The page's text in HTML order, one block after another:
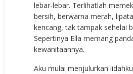
lebar-lebar. Terlihatlah
bersih, berwarna merah,
kencang, tak tampak sehelai
Sepertinya Ella memang
kewanitaannya.
Aku mulai menjulurkan